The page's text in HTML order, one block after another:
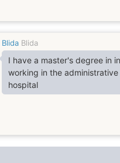
Blida Blida
I have a master's degree in
working in the
hospital